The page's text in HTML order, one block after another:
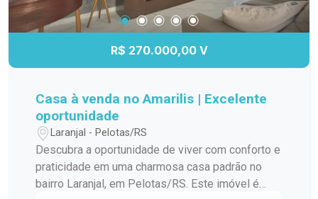
R$ 270.000,00 V
Casa à venda no Amarilis | Excelente
oportunidade
Laranjal - Pelotas/RS
Descubra a oportunidade de viver com conforto e
praticidade em uma charmosa casa padrão no
bairro Laranjal, em Pelotas/RS. Este imóvel é